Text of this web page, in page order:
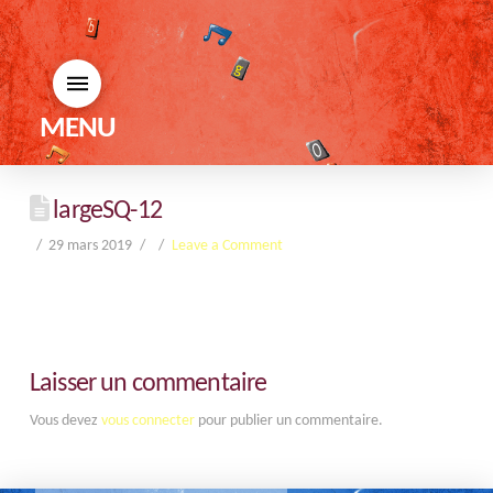
MENU
largeSQ-12
29 mars 2019 Leave a Comment
Laisser un commentaire
Vous devez vous connecterpour publier un commentaire.